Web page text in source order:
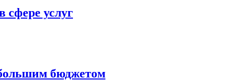
сфере услуг
бюджетом